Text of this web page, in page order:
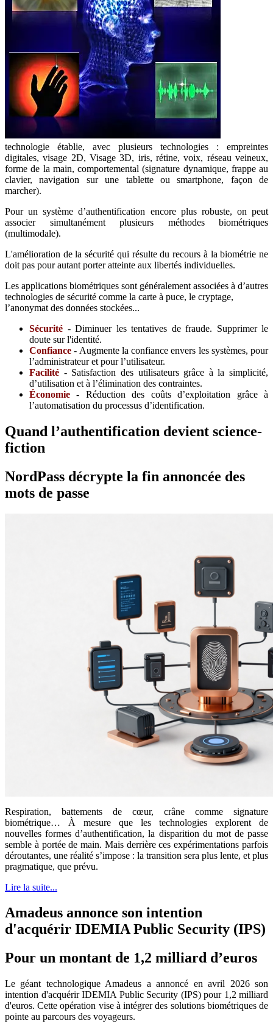
technologie établie, avec plusieurs technologies : empreintes
digitales, visage 2D, Visage 3D, iris, rétine, voix, réseau veineux,
forme de la main, comportemental (signature dynamique, frappe au
clavier, navigation sur une tablette ou smartphone, façon de
marcher).
Pour un système d’authentification encore plus robuste, on peut
associer simultanément plusieurs méthodes biométriques
(multimodale).
L'amélioration de la sécurité qui résulte du recours à la biométrie ne
doit pas pour autant porter atteinte aux libertés individuelles.
Les applications biométriques sont généralement associées à d’autres
technologies de sécurité comme la carte à puce, le cryptage,
l’anonymat des données stockées...
Sécurité - Diminuer les tentatives de fraude. Supprimer le
doute sur l'identité.
Confiance - Augmente la confiance envers les systèmes, pour
l’administrateur et pour l’utilisateur.
Facilité - Satisfaction des utilisateurs grâce à la simplicité,
d’utilisation et à l’élimination des contraintes.
Économie - Réduction des coûts d’exploitation grâce à
l’automatisation du processus d’identification.
Quand l’authentification devient science-
fiction
NordPass décrypte la fin annoncée des
mots de passe
Respiration, battements de cœur, crâne comme signature
biométrique… À mesure que les technologies explorent de
nouvelles formes d’authentification, la disparition du mot de passe
semble à portée de main. Mais derrière ces expérimentations parfois
déroutantes, une réalité s’impose : la transition sera plus lente, et plus
pragmatique, que prévu.
Lire la suite...
Amadeus annonce son intention
d'acquérir IDEMIA Public Security (IPS)
Pour un montant de 1,2 milliard d’euros
Le géant technologique Amadeus a annoncé en avril 2026 son
intention d'acquérir IDEMIA Public Security (IPS) pour 1,2 milliard
d'euros. Cette opération vise à intégrer des solutions biométriques de
pointe au parcours des voyageurs.